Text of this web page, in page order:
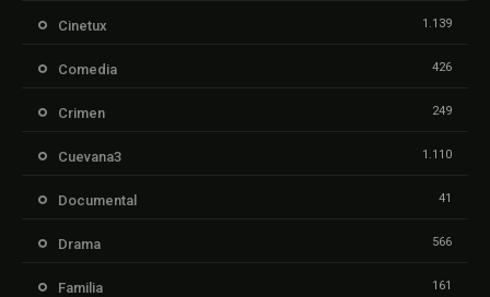
Cinetux 1.139
Comedia 426
Crimen 249
Cuevana3 1.110
Documental 41
Drama 566
Familia 161